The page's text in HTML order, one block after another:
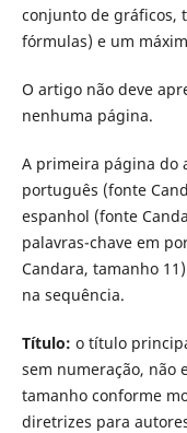
conjunto de gráficos,
fórmulas) e um
O artigo não deve
nenhuma página.
A primeira página do
português (fonte
espanhol (fonte
palavras-chave em
Candara, tamanho
na sequência.
Título: o título
sem numeração, não
tamanho conforme
diretrizes para